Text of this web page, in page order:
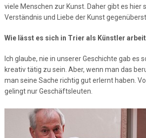
viele Menschen zur Kunst. Daher gibt es hier
Verständnis und Liebe der Kunst
Wie lässt es sich in Trier als Künstler
Ich glaube, nie in unserer Geschichte gab es
kreativ tätig zu sein. Aber, wenn man das
man seine Sache richtig gut erlernt haben.
gelingt nur Geschäftsleuten.